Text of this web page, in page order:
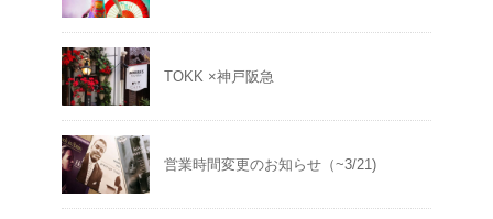
TOKK ×神戸阪急
営業時間変更のお知らせ（~3/21)